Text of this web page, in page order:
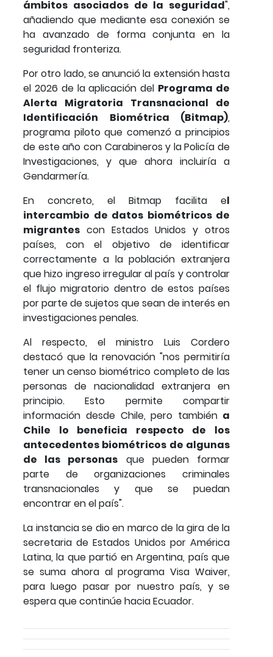
ámbitos asociados de la seguridad",
añadiendo que mediante esa conexión se
ha avanzado de forma conjunta en la
seguridad fronteriza.
Por otro lado, se anunció la extensión hasta
el 2026 de la aplicación del Programa de
Alerta Migratoria Transnacional de
Identificación Biométrica (Bitmap),
programa piloto que comenzó a principios
de este año con Carabineros y la Policía de
Investigaciones, y que ahora incluiría a
Gendarmería.
En concreto, el Bitmap facilita el
intercambio de datos biométricos de
migrantes con Estados Unidos y otros
países, con el objetivo de identificar
correctamente a la población extranjera
que hizo ingreso irregular al país y controlar
el flujo migratorio dentro de estos países
por parte de sujetos que sean de interés en
investigaciones penales.
Al respecto, el ministro Luis Cordero
destacó que la renovación "nos permitiría
tener un censo biométrico completo de las
personas de nacionalidad extranjera en
principio. Esto permite compartir
información desde Chile, pero también a
Chile lo beneficia respecto de los
antecedentes biométricos de algunas
de las personas que pueden formar
parte de organizaciones criminales
transnacionales y que se puedan
encontrar en el país".
La instancia se dio en marco de la gira de la
secretaria de Estados Unidos por América
Latina, la que partió en Argentina, país que
se suma ahora al programa Visa Waiver,
para luego pasar por nuestro país, y se
espera que continúe hacia Ecuador.